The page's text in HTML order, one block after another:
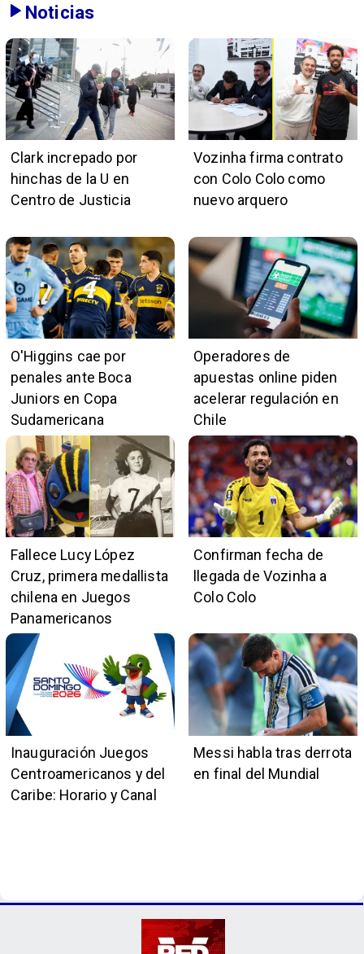
Noticias
Clark increpado por
hinchas de la U en
Centro de Justicia
Vozinha firma contrato
con Colo Colo como
nuevo arquero
O'Higgins cae por
penales ante Boca
Juniors en Copa
Sudamericana
Operadores de
apuestas online piden
acelerar regulación en
Chile
Fallece Lucy López
Cruz, primera medallista
chilena en Juegos
Panamericanos
Confirman fecha de
llegada de Vozinha a
Colo Colo
Inauguración Juegos
Centroamericanos y del
Caribe: Horario y Canal
Messi habla tras derrota
en final del Mundial